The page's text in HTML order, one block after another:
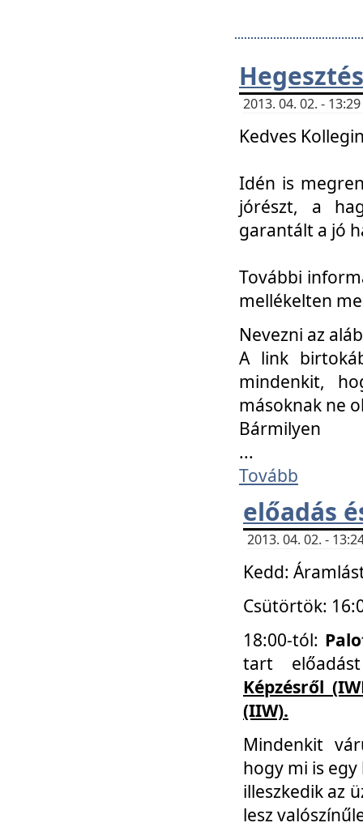
2013. 04. 02. -
Kedves
Idén is
jórészt, a
garantált a jó
További
mellékelten
Nevezni az
A link
mindenkit,
másoknak ne
Bármilyen
...
Tovább
előadás
2013. 04. 02. -
Kedd:
Csütörtök:
18:00-tól:
tart
Képzésről
(IIW).
Mindenkit
hogy mi is
illeszkedik az
lesz